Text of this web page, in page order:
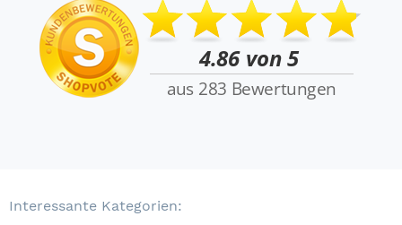
Interessante Kategorien: